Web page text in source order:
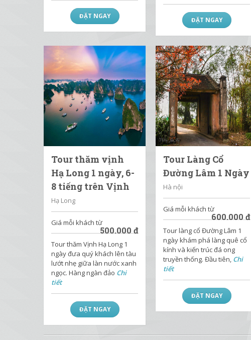
ĐẶT NGAY
ĐẶT NGAY
Tour thăm vịnh
Hạ Long 1 ngày, 6-
8 tiếng trên Vịnh
Hạ Long
Giá mỗi khách từ
500.000 đ
Tour thăm Vịnh Hạ Long 1
ngày đưa quý khách lên tàu
lướt nhẹ giữa làn nước xanh
ngọc. Hàng ngàn đảo Chi
tiết
ĐẶT NGAY
Tour Làng Cổ
Đường Lâm 1 Ngày
Hà nội
Giá mỗi khách từ
600.000 đ
Tour làng cổ Đường Lâm 1
ngày khám phá làng quê cổ
kính và kiến trúc đá ong
truyền thống. Đầu tiên, Chi
tiết
ĐẶT NGAY